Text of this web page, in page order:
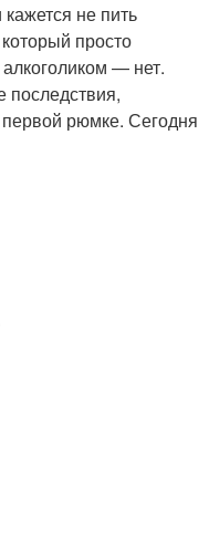
не пить
просто
алкоголиком — нет.
последствия,
рюмке. Сегодня